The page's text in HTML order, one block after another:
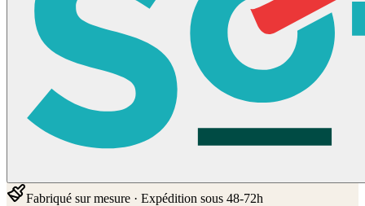
Fabriqué sur mesure · Expédition sous 48-72h